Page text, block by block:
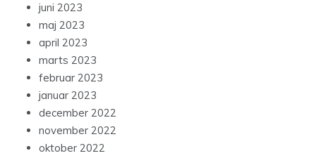
juni 2023
maj 2023
april 2023
marts 2023
februar 2023
januar 2023
december 2022
november 2022
oktober 2022